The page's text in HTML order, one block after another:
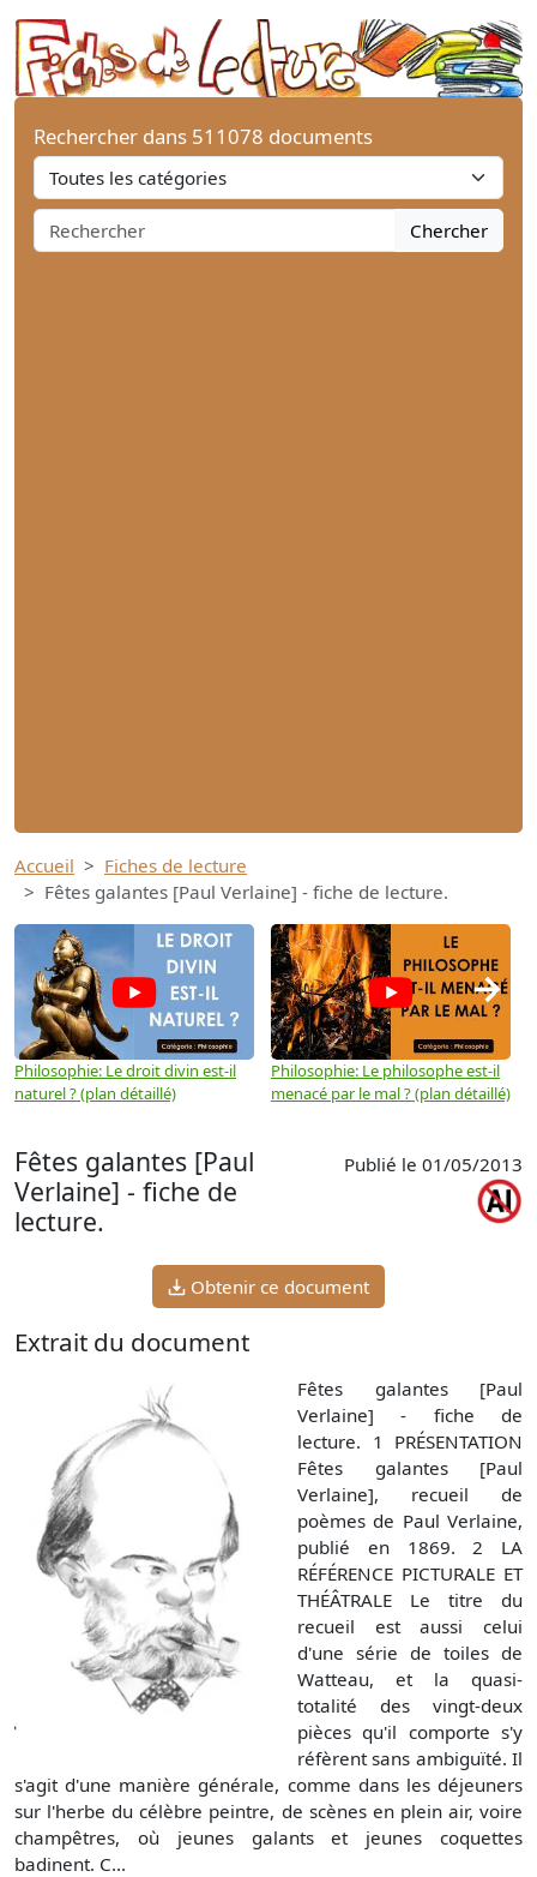
Rechercher dans 511078 documents
Chercher
Accueil
Fiches de lecture
Fêtes galantes [Paul Verlaine] - fiche de lecture.
Philosophie: Le droit divin est-il
naturel ? (plan détaillé)
Philosophie: Le philosophe est-il
menacé par le mal ? (plan détaillé)
→
Fêtes galantes [Paul
Verlaine] - fiche de
lecture.
Publié le 01/05/2013
Obtenir ce document
Extrait du document
Fêtes galantes [Paul
Verlaine] - fiche de
lecture. 1 PRÉSENTATION
Fêtes galantes [Paul
Verlaine], recueil de
poèmes de Paul Verlaine,
publié en 1869. 2 LA
RÉFÉRENCE PICTURALE ET
THÉÂTRALE Le titre du
recueil est aussi celui
d'une série de toiles de
Watteau, et la quasi-
totalité des vingt-deux
pièces qu'il comporte s'y
réfèrent sans ambiguïté. Il
s'agit d'une manière générale, comme dans les déjeuners
sur l'herbe du célèbre peintre, de scènes en plein air, voire
champêtres, où jeunes galants et jeunes coquettes
badinent. C...